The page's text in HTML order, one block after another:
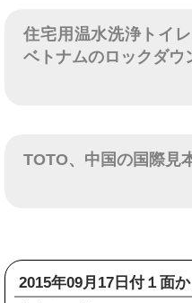
住宅用温水洗浄トイ
ベトナムのロックダウ
TOTO、中国の国際見
2015年09月17日付１面